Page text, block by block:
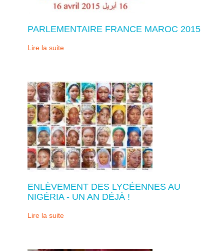
PARLEMENTAIRE FRANCE MAROC 2015
Lire la suite
ENLÈVEMENT DES LYCÉENNES AU
NIGÉRIA - UN AN DÉJÀ !
Lire la suite